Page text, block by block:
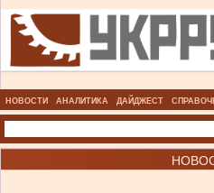
НОВОСТИ АНАЛИТИКА ДАЙДЖЕСТ